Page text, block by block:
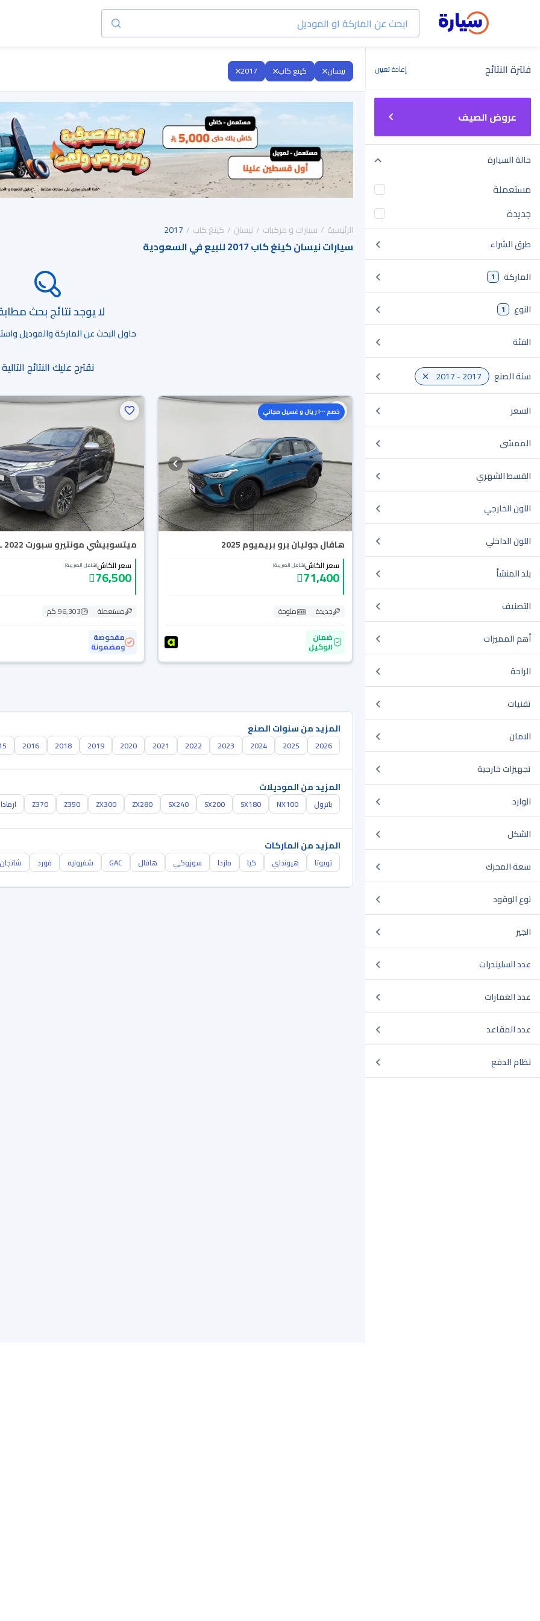
فلترة النتائج إعادة تعيين
عروض الصيف
حالة السيارة
مستعملة
جديدة
طرق الشراء
الماركة 1
النوع 1
الفئة
سنة الصنع 2017 - 2017
السعر
الممشى
القسط الشهري
اللون الخارجي
اللون الداخلي
بلد المنشأ
التصنيف
أهم المميزات
الراحة
تقنيات
الامان
تجهيزات خارجية
الوارد
الشكل
سعة المحرك
نوع الوقود
الجير
عدد السليندرات
عدد الغمارات
عدد المقاعد
نظام الدفع
نيسان كينغ كاب 2017
الرئيسية سيارات و مركبات نيسان كينغ كاب 2017
سيارات نيسان كينغ كاب 2017 للبيع في السعودية
لا يوجد نتائج بحث
حاول البحث عن الماركة والموديل
نقترح عليك النتائج التالية
خصم ١٠٠٠ ريال و غسيل مجاني
هافال جوليان برو بريميوم 2025
سعر الكاش(شامل الضريبة)
71,400
جديدة
ملوحة
ضمان
الوكيل
ميتسوبيشي مونتيرو سبورت GLS-LL 2022 دبل
سعر الكاش(شامل الضريبة)
76,500
مستعملة
96,303 كم
مفحوصة
ومضمونة
المزيد من سنوات الصنع
2026
2025
2024
2023
2022
2021
2020
2019
2018
2016
المزيد من الموديلات
باترول NX100
SX180
SX200
SX240
ZX280
ZX300
Z350
Z370 ارمادا
المزيد من الماركات
تويوتا هيونداي كيا مازدا سوزوكي هافال GAC شفروليه فورد شانجان